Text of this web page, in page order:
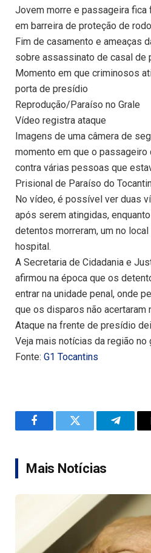
Jovem morre e passageira
em barreira de proteção de
Fim de casamento e ameaças
sobre assassinato de casal de
Momento em que criminosos
porta de presídio
Reprodução/Paraíso no Grale
Vídeo registra ataque
Imagens de uma câmera de
momento em que o passageiro
contra várias pessoas que
Prisional de Paraíso do
No vídeo, é possível ver duas
após serem atingidas,
detentos morreram, um no
hospital.
A Secretaria de Cidadania e
afirmou na época que os
entrar na unidade penal, onde
que os disparos não acertaram
Ataque na frente de presídio
Veja mais notícias da região no
Fonte: G1 Tocantins
FacebookTwitter
Mais Notícias